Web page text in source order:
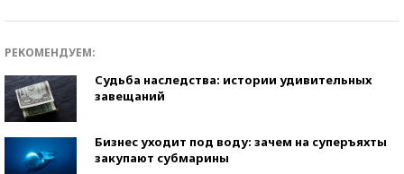
РЕКОМЕНДУЕМ:
Судьба наследства: истории удивительных
завещаний
Бизнес уходит под воду: зачем на суперъяхты
закупают субмарины